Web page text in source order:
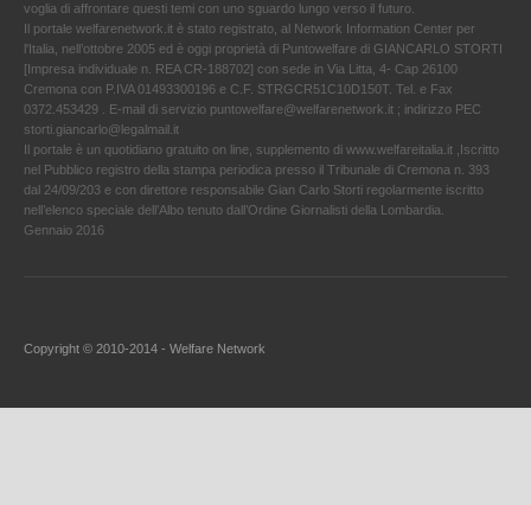
voglia di affrontare questi temi con uno sguardo lungo verso il futuro.
Il portale welfarenetwork.it è stato registrato, al Network Information Center per
l'Italia, nell’ottobre 2005 ed è oggi proprietà di Puntowelfare di GIANCARLO STORTI
[Impresa individuale n. REA CR-188702] con sede in Via Litta, 4- Cap 26100
Cremona con P.IVA 01493300196 e C.F. STRGCR51C10D150T. Tel. e Fax
0372.453429 . E-mail di servizio puntowelfare@welfarenetwork.it ; indirizzo PEC
storti.giancarlo@legalmail.it
Il portale è un quotidiano gratuito on line, supplemento di www.welfareitalia.it ,Iscritto
nel Pubblico registro della stampa periodica presso il Tribunale di Cremona n. 393
dal 24/09/203 e con direttore responsabile Gian Carlo Storti regolarmente iscritto
nell’elenco speciale dell’Albo tenuto dall’Ordine Giornalisti della Lombardia.
Gennaio 2016
Copyright © 2010-2014 - Welfare Network